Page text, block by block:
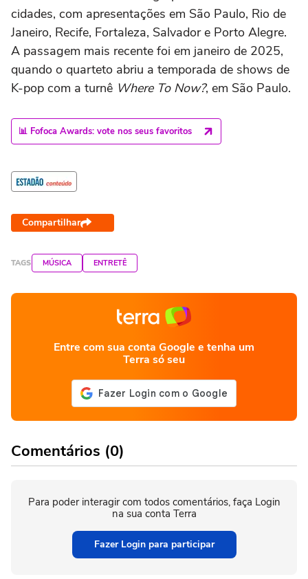
cidades, com apresentações em São Paulo, Rio de
Janeiro, Recife, Fortaleza, Salvador e Porto Alegre.
A passagem mais recente foi em janeiro de 2025,
quando o quarteto abriu a temporada de shows de
K-pop com a turnê Where To Now?, em São Paulo.
📊 Fofoca Awards: vote nos seus favoritos
Compartilhar
TAGS MÚSICA ENTRETÊ
Entre com sua conta Google e tenha um
Terra só seu
Comentários (0)
Para poder interagir com todos comentários, faça Login
na sua conta Terra
Fazer Login para participar